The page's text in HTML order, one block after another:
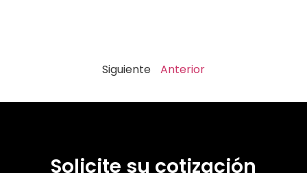
Siguiente Anterior
Solicite su cotización